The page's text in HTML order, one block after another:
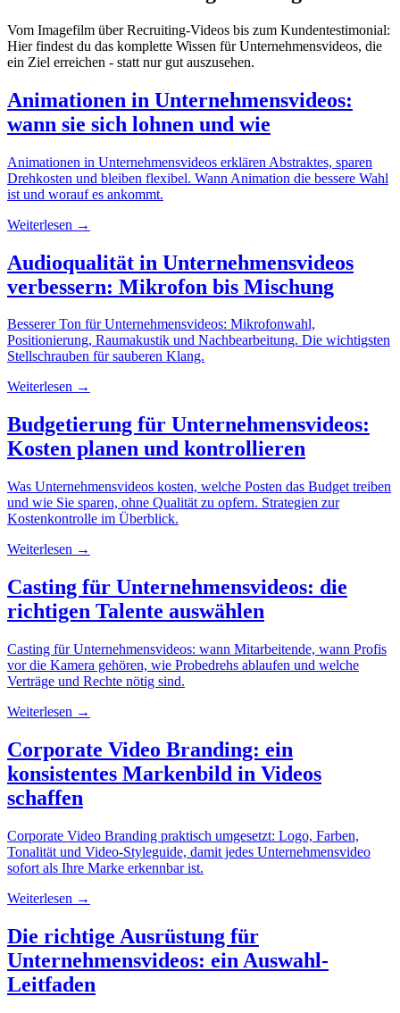
Vom Imagefilm über Recruiting-Videos bis zum Kundentestimonial:
Hier findest du das komplette Wissen für Unternehmensvideos, die
ein Ziel erreichen - statt nur gut auszusehen.
Animationen in Unternehmensvideos:
wann sie sich lohnen und wie
Animationen in Unternehmensvideos erklären Abstraktes, sparen
Drehkosten und bleiben flexibel. Wann Animation die bessere Wahl
ist und worauf es ankommt.
Weiterlesen →
Audioqualität in Unternehmensvideos
verbessern: Mikrofon bis Mischung
Besserer Ton für Unternehmensvideos: Mikrofonwahl,
Positionierung, Raumakustik und Nachbearbeitung. Die wichtigsten
Stellschrauben für sauberen Klang.
Weiterlesen →
Budgetierung für Unternehmensvideos:
Kosten planen und kontrollieren
Was Unternehmensvideos kosten, welche Posten das Budget treiben
und wie Sie sparen, ohne Qualität zu opfern. Strategien zur
Kostenkontrolle im Überblick.
Weiterlesen →
Casting für Unternehmensvideos: die
richtigen Talente auswählen
Casting für Unternehmensvideos: wann Mitarbeitende, wann Profis
vor die Kamera gehören, wie Probedrehs ablaufen und welche
Verträge und Rechte nötig sind.
Weiterlesen →
Corporate Video Branding: ein
konsistentes Markenbild in Videos
schaffen
Corporate Video Branding praktisch umgesetzt: Logo, Farben,
Tonalität und Video-Styleguide, damit jedes Unternehmensvideo
sofort als Ihre Marke erkennbar ist.
Weiterlesen →
Die richtige Ausrüstung für
Unternehmensvideos: ein Auswahl-
Leitfaden